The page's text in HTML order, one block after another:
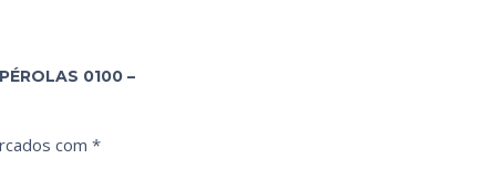
0100 –
com *